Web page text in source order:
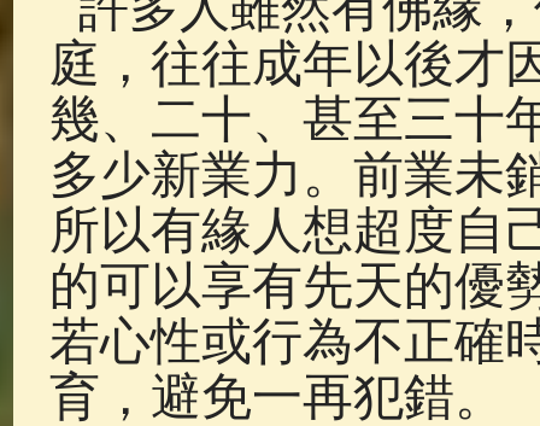
庭，往往成年以後才
幾、二十、甚至三十
多少新業力。前業未
所以有緣人想超度自
的可以享有先天的優
若心性或行為不正確
育，避免一再犯錯。